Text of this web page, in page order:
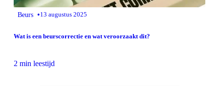
Beurs •13 augustus 2025
Wat is een beurscorrectie en wat veroorzaakt dit?
2 min leestijd